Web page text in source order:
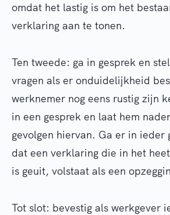
omdat het lastig is om het
verklaring aan te tonen.
Ten tweede: ga in gesprek en
vragen als er onduidelijkheid
werknemer nog eens rustig zijn
in een gesprek en laat hem
gevolgen hiervan. Ga er in ieder
dat een verklaring die in het
is geuit, volstaat als een
Tot slot: bevestig als werkgever